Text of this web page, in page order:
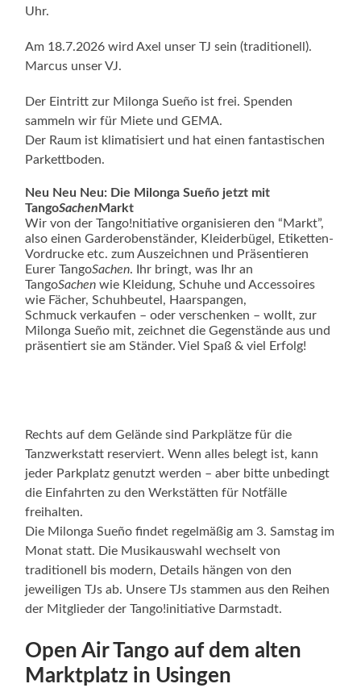
Uhr.
Am 18.7.2026 wird Axel unser TJ sein (traditionell).
Marcus unser VJ.
Der Eintritt zur Milonga Sueño ist frei. Spenden
sammeln wir für Miete und GEMA.
Der Raum ist klimatisiert und hat einen fantastischen
Parkettboden.
Neu Neu Neu: Die Milonga Sueño jetzt mit
TangoSachen Markt
Wir von der Tango!nitiative organisieren den “Markt”,
also einen Garderobenständer, Kleiderbügel, Etiketten-
Vordrucke etc. zum Auszeichnen und Präsentieren
Eurer TangoSachen. Ihr bringt, was Ihr an
TangoSachen wie Kleidung, Schuhe und Accessoires
wie Fächer, Schuhbeutel, Haarspangen,
Schmuck verkaufen – oder verschenken – wollt, zur
Milonga Sueño mit, zeichnet die Gegenstände aus und
präsentiert sie am Ständer. Viel Spaß & viel Erfolg!
Rechts auf dem Gelände sind Parkplätze für die
Tanzwerkstatt reserviert. Wenn alles belegt ist, kann
jeder Parkplatz genutzt werden – aber bitte unbedingt
die Einfahrten zu den Werkstätten für Notfälle
freihalten.
Die Milonga Sueño findet regelmäßig am 3. Samstag im
Monat statt. Die Musikauswahl wechselt von
traditionell bis modern, Details hängen von den
jeweiligen TJs ab. Unsere TJs stammen aus den Reihen
der Mitglieder der Tango!initiative Darmstadt.
Open Air Tango auf dem alten
Marktplatz in Usingen